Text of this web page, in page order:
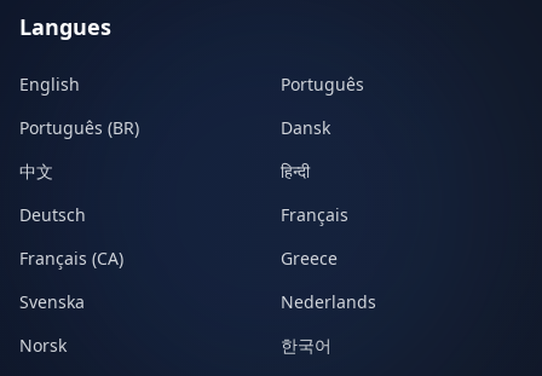
Langues
English
Português
Português (BR)
Dansk
中文
हिन्दी
Deutsch
Français
Français (CA)
Greece
Svenska
Nederlands
Norsk
한국어